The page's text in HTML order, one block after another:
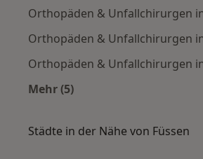
Orthopäden & Unfallchirurgen
Orthopäden & Unfallchirurgen
Orthopäden & Unfallchirurgen
Mehr (5)
Städte in der Nähe von Füssen